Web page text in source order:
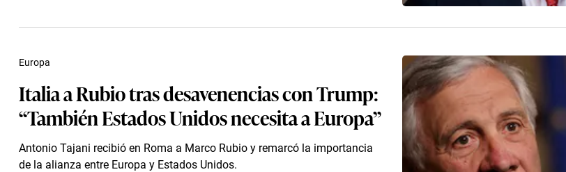
Italia a Rubio tras desavenencias con Trump:
“También Estados Unidos necesita a Europa”
Antonio Tajani recibió en Roma a Marco Rubio y remarcó la importancia
de la alianza entre Europa y Estados Unidos.
Europa